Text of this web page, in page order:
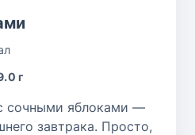
г
сочными яблоками —
завтрака. Просто,